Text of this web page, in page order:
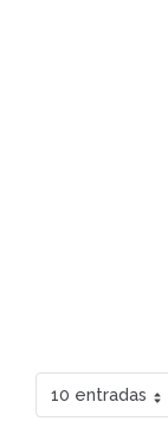
10 entradas